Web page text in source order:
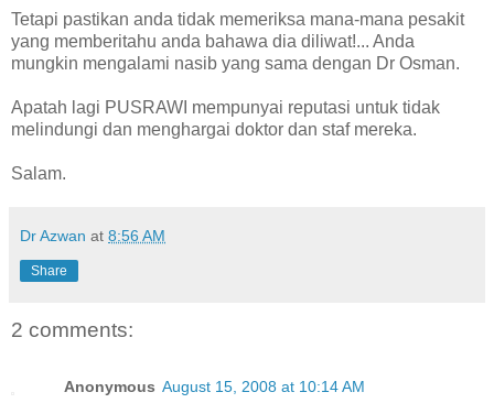
Tetapi pastikan anda tidak memeriksa mana-mana pesakit
yang memberitahu anda bahawa dia diliwat!... Anda
mungkin mengalami nasib yang sama dengan Dr Osman.
Apatah lagi PUSRAWI mempunyai reputasi untuk tidak
melindungi dan menghargai doktor dan staf mereka.
Salam.
Dr Azwan at 8:56 AM
Share
2 comments:
Anonymous August 15, 2008 at 10:14 AM